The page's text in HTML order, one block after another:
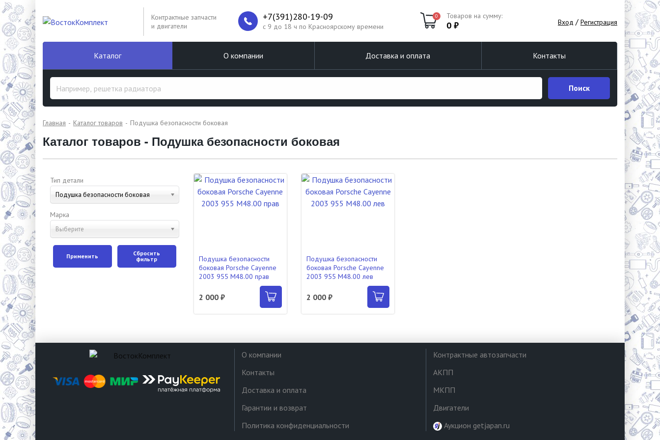
Контрактные запчасти
и двигатели
+7(391)280-19-09
c 9 до 18 ч по Красноярскому времени
0 Товаров на сумму:
0 ₽ Вход / Регистрация
Каталог О компании Доставка и оплата Контакты
Поиск
Главная Каталог товаров Подушка безопасности боковая
Каталог товаров - Подушка безопасности боковая
Тип детали
Подушка безопасности боковая
Марка
Выберите
Применить
Сбросить
фильтр
Подушка безопасности
боковая Porsche Cayenne
2003 955 M48.00 прав
2 000 ₽
Подушка безопасности
боковая Porsche Cayenne
2003 955 M48.00 лев
2 000 ₽
О компании
Контакты
Доставка и оплата
Гарантии и возврат
Политика конфиденциальности
Контрактные автозапчасти
АКПП
МКПП
Двигатели
Аукцион getjapan.ru